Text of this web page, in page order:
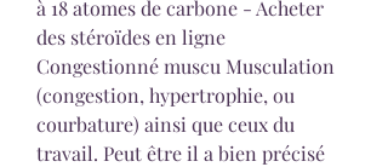
à 18 atomes de carbone - Acheter
des stéroïdes en ligne
Congestionné muscu Musculation
(congestion, hypertrophie, ou
courbature) ainsi que ceux du
travail. Peut être il a bien précisé